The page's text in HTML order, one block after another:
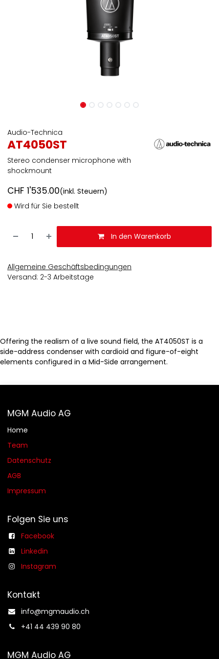
Audio-Technica
AT4050ST
Stereo condenser microphone with
shockmount
CHF 1'535.00(inkl. Steuern)
Wird für Sie bestellt
In den Warenkorb
Allgemeine Geschäftsbedingungen
Versand: 2-3 Arbeitstage
Offering the realism of a live sound field, the AT4050ST is a
side-address condenser with cardioid and figure-of-eight
elements configured in a Mid-Side arrangement.
MGM Audio AG
Home
Team
Datenschutz
AGB​​
Impressum
Folgen Sie uns
Facebook
Linkedin
Instagram
Kontakt
info@mgmaudio.ch​
+41 44 439 90 80
MGM Audio AG